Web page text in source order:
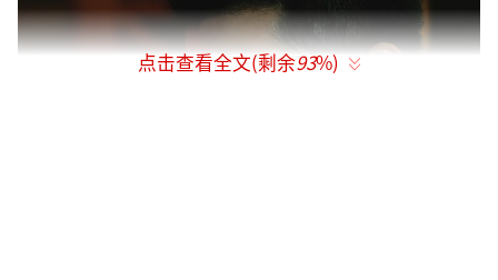
点击查看全文(剩余93%)